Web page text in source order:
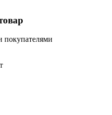
покупателями